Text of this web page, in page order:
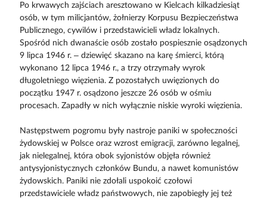
Po krwawych zajściach aresztowano w Kielcach kilkadziesiąt
osób, w tym milicjantów, żołnierzy Korpusu Bezpieczeństwa
Publicznego, cywilów i przedstawicieli władz lokalnych.
Spośród nich dwanaście osób zostało pospiesznie osądzonych
9 lipca 1946 r. – dziewięć skazano na karę śmierci, którą
wykonano 12 lipca 1946 r., a trzy otrzymały wyrok
długoletniego więzienia. Z pozostałych uwięzionych do
początku 1947 r. osądzono jeszcze 26 osób w ośmiu
procesach. Zapadły w nich wyłącznie niskie wyroki więzienia.
Następstwem pogromu były nastroje paniki w społeczności
żydowskiej w Polsce oraz wzrost emigracji, zarówno legalnej,
jak nielegalnej, która obok syjonistów objęła również
antysyjonistycznych członków Bundu, a nawet komunistów
żydowskich. Paniki nie zdołali uspokoić czołowi
przedstawiciele władz państwowych, nie zapobiegły jej też